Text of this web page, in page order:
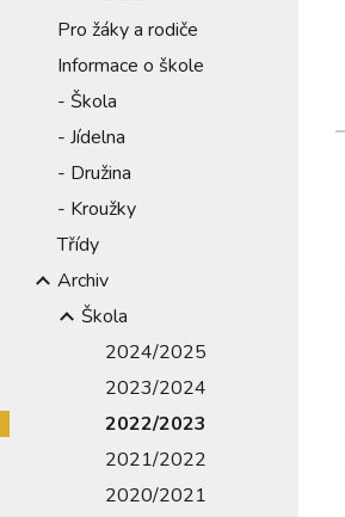
Pro žáky a rodiče
Informace o škole
- Škola
- Jídelna
- Družina
- Kroužky
Třídy
Archiv
Škola
2024/2025
2023/2024
2022/2023
2021/2022
2020/2021